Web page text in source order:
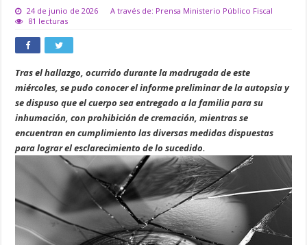
24 de junio de 2026
A través de: Prensa Ministerio Público Fiscal
81 lecturas
Tras el hallazgo, ocurrido durante la madrugada de este
miércoles, se pudo conocer el informe preliminar de la autopsia y
se dispuso que el cuerpo sea entregado a la familia para su
inhumación, con prohibición de cremación, mientras se
encuentran en cumplimiento las diversas medidas dispuestas
para lograr el esclarecimiento de lo sucedido.